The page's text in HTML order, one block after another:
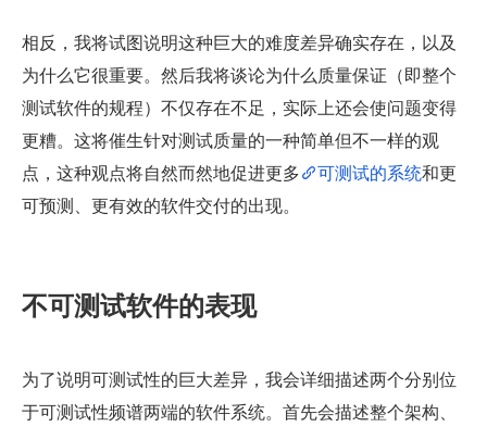
相反，我将试图说明这种巨大的难度差异确实存在，以及
为什么它很重要。然后我将谈论为什么质量保证（即整个
测试软件的规程）不仅存在不足，实际上还会使问题变得
更糟。这将催生针对测试质量的一种简单但不一样的观
点，这种观点将自然而然地促进更多
可测试的系统和更
可预测、更有效的软件交付的出现。
不可测试软件的表现
为了说明可测试性的巨大差异，我会详细描述两个分别位
于可测试性频谱两端的软件系统。首先会描述整个架构、